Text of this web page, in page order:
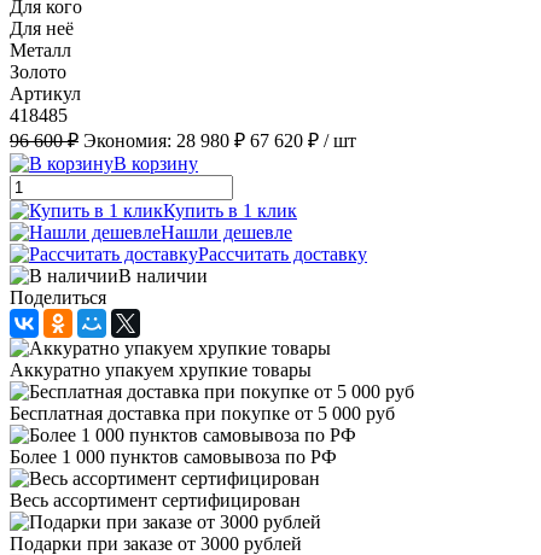
Для кого
Для неё
Металл
Золото
Артикул
418485
96 600 ₽ Экономия: 28 980 ₽ 67 620 ₽ / шт
В корзину
Купить в 1 клик
Нашли дешевле
Рассчитать доставку
В наличии
Поделиться
Аккуратно упакуем хрупкие товары
Бесплатная доставка при покупке от 5 000 руб
Более 1 000 пунктов самовывоза по РФ
Весь ассортимент сертифицирован
Подарки при заказе от 3000 рублей